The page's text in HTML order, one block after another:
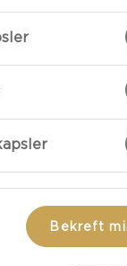
Til
med
Samle
Trykk
Bekreft